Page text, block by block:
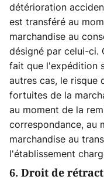
détérioration
est transféré au
marchandise au
désigné par celui-ci.
fait que l'expédition
autres cas, le
fortuites de la
au moment de la
correspondance, au
marchandise au
l'établissement
6. Droit de